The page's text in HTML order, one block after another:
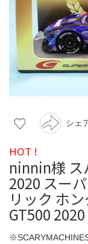
シェ
HOT !
ninnin様 ス
2020 スー
リック ホ
GT500